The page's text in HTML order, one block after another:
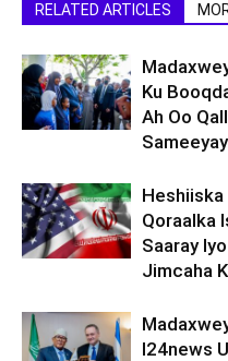
RELATED ARTICLES
Ku
Ah Oo
Heshiiska
Qoraalka
Saaray
Jimcaha
I24news